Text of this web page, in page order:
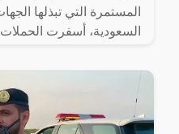
المستمرة التي تبذلها
السعودية، أسفرت الحملات